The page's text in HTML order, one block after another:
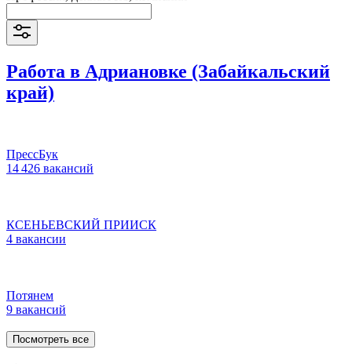
Работа в Адриановке (Забайкальский
край)
ПрессБук
14 426 вакансий
КСЕНЬЕВСКИЙ ПРИИСК
4 вакансии
Потянем
9 вакансий
Посмотреть все